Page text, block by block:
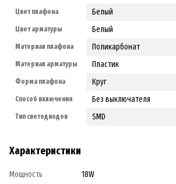
Цвет плафона Белый
Цвет арматуры Белый
Материал плафона Поликарбонат
Материал арматуры Пластик
Форма плафона Круг
Способ включения Без выключателя
Тип светодиодов SMD
Характеристики
Мощность
18W